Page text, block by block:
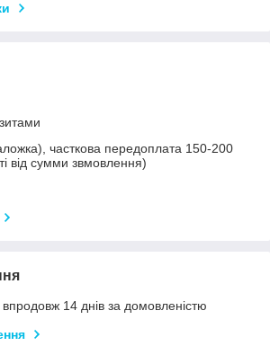
часткова передоплата 150-200
від сумми звмовлення)
14 днів за домовленістю